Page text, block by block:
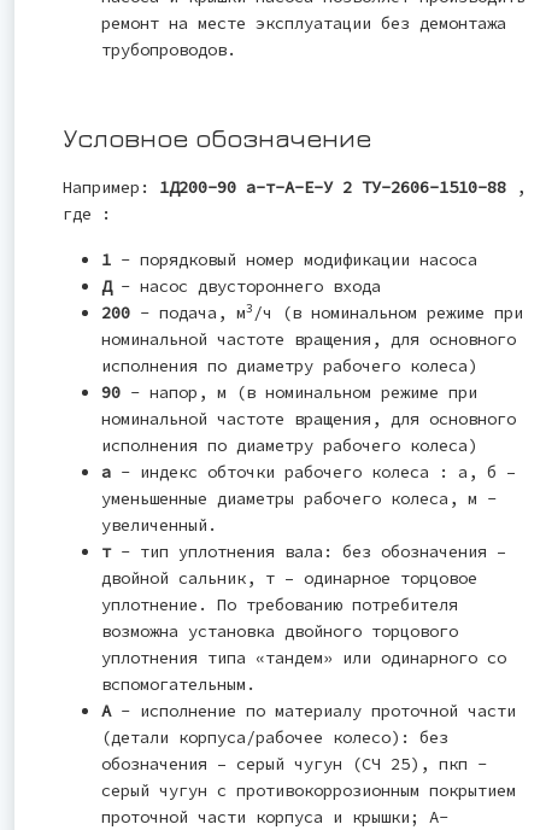
ремонт на месте эксплуатации без демонтажа
трубопроводов.
Условное обозначение
Например: 1Д200-90 а-т-А-Е-У 2 ТУ-2606-1510-88 ,
где :
1 - порядковый номер модификации насоса
Д- насос двустороннего входа
200 - подача, м3 /ч (в номинальном режиме при
номинальной частоте вращения, для основного
исполнения по диаметру рабочего колеса)
90 - напор, м (в номинальном режиме при
номинальной частоте вращения, для основного
исполнения по диаметру рабочего колеса)
а - индекс обточки рабочего колеса : а, б –
уменьшенные диаметры рабочего колеса, м -
увеличенный.
т- тип уплотнения вала: без обозначения –
двойной сальник, т – одинарное торцовое
уплотнение. По требованию потребителя
возможна установка двойного торцового
уплотнения типа «тандем» или одинарного со
вспомогательным.
А- исполнение по материалу проточной части
(детали корпуса/рабочее колесо): без
обозначения – серый чугун (СЧ 25), пкп -
серый чугун с противокоррозионным покрытием
проточной части корпуса и крышки; А-